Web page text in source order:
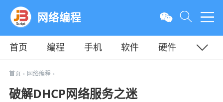
网络编程
首页 编程 手机 软件
硬件
教程
平面
首页 > 网络编程 >
破解DHCP网络服务之迷